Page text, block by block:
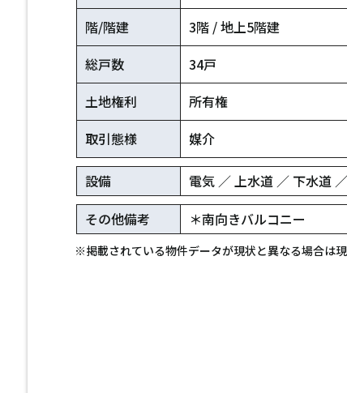
階/階建
3階 / 地上5階建
総戸数
34戸
土地権利
所有権
取引態様
媒介
設備
電気 ／ 上水道 ／ 下水道
その他備考
＊南向きバルコニー
※掲載されている物件データが現状と異なる場合は現